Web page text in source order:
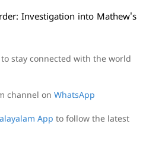
Investigation into Mathew's
to stay connected with the world
channel on WhatsApp
App to follow the latest